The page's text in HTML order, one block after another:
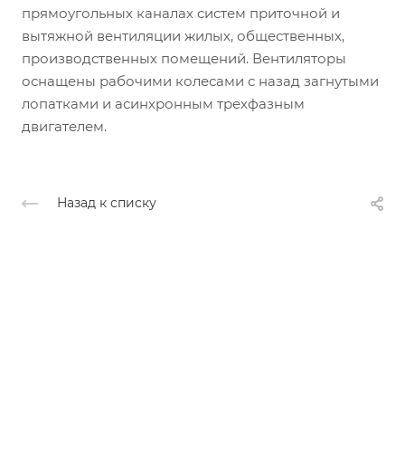
прямоугольных каналах систем приточной и
вытяжной вентиляции жилых, общественных,
производственных помещений. Вентиляторы
оснащены рабочими колесами с назад загнутыми
лопатками и асинхронным трехфазным
двигателем.
Назад к списку